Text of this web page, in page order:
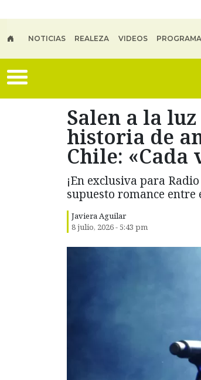
NOTICIAS REALEZA VIDEOS
Salen a la
historia de
Chile:
¡En exclusiva para
supuesto romance
Javiera Aguilar
8 julio, 2026 - 5:43 pm